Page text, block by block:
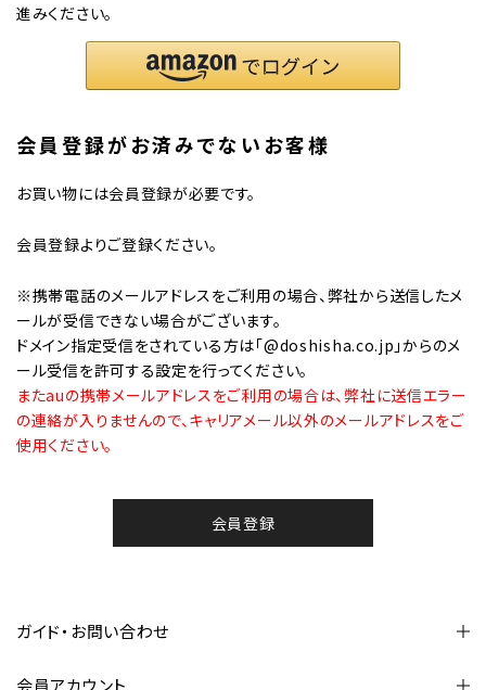
進みください。
会員登録がお済みでないお客様
お買い物には会員登録が必要です。
会員登録よりご登録ください。
※携帯電話のメールアドレスをご利用の場合、弊社から送信したメ
ールが受信できない場合がございます。
ドメイン指定受信をされている方は「@doshisha.co.jp」からのメ
ール受信を許可する設定を行ってください。
またauの携帯メールアドレスをご利用の場合は、弊社に送信エラー
の連絡が入りませんので、キャリアメール以外のメールアドレスをご
使用ください。
会員登録
ガイド・お問い合わせ
会員アカウント